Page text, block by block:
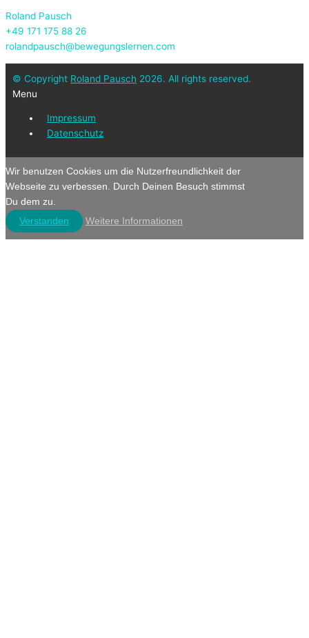
Roland Pausch
+49 171 175 88 26
rolandpausch@bewegungslernen.com
© Copyright Roland Pausch 2026. All rights reserved.
Menu
Impressum
Datenschutz
Wir benutzen Cookies um die Nutzerfreundlichkeit der
Webseite zu verbessen. Durch Deinen Besuch stimmst
Du dem zu.
Verstanden
Weitere Informationen